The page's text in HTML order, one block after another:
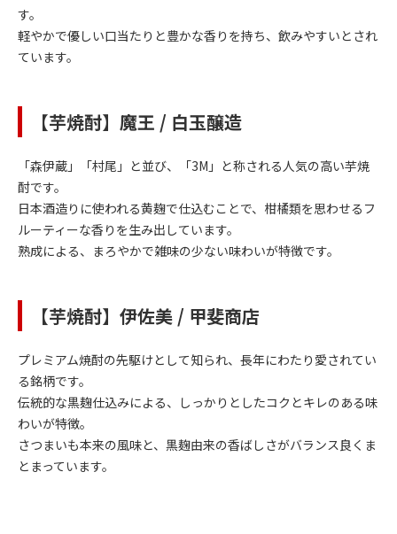
す。
軽やかで優しい口当たりと豊かな香りを持ち、飲みやすいとされ
ています。
【芋焼酎】魔王 / 白玉醸造
「森伊蔵」「村尾」と並び、「3M」と称される人気の高い芋焼
酎です。
日本酒造りに使われる黄麹で仕込むことで、柑橘類を思わせるフ
ルーティーな香りを生み出しています。
熟成による、まろやかで雑味の少ない味わいが特徴です。
【芋焼酎】伊佐美 / 甲斐商店
プレミアム焼酎の先駆けとして知られ、長年にわたり愛されてい
る銘柄です。
伝統的な黒麹仕込みによる、しっかりとしたコクとキレのある味
わいが特徴。
さつまいも本来の風味と、黒麹由来の香ばしさがバランス良くま
とまっています。